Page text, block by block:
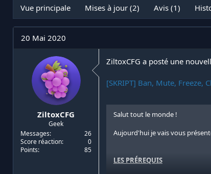
t
i
a
t
u
r
d
e
l
a
d
i
c
e
d
e
u
t
Vue principale Mises à jour (2) Avis (1)
20 Mai 2020
ZiltoxCFG
Geek
Messages
26
Score réaction
0
Points
85
ZiltoxCFG a posté une
[SKRIPT] Ban, Mute, Freeze,
Salut tout le monde !
Aujourd'hui je vais vous
LES PRÉREQUIS